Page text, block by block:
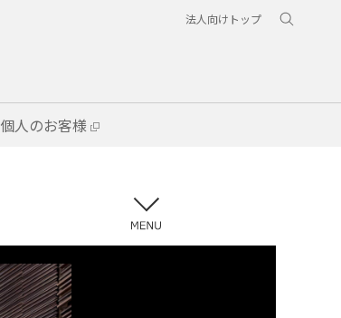
法人向けトップ
個人のお客様